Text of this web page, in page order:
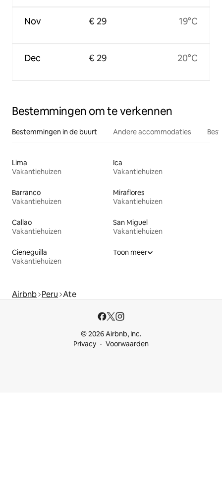
Nov
Dec
€ 29
€ 29
19°C
20°C
Bestemmingen om te verkennen
Bestemmingen in de buurt Andere accommodaties
Lima
Vakantiehuizen
Ica
Vakantiehuizen
Barranco
Vakantiehuizen
Miraflores
Vakantiehuizen
Callao
Vakantiehuizen
San Miguel
Vakantiehuizen
Cieneguilla
Vakantiehuizen
Toon meer
Airbnb Peru Ate
© 2026 Airbnb, Inc.
Privacy
Voorwaarden